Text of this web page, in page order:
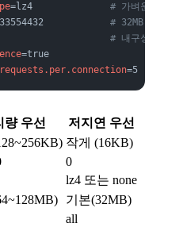
=lz4 # 가벼운 압축
# 32MB(기본)
# 내구성은 그
=true
=5
량 우선 저지연 우선
작게 (16KB)
0
lz4 또는 none
기본(32MB)
all